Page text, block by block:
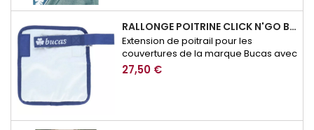
RALLONGE POITRINE CLICK N'GO BUCAS
Extension de poitrail pour les
couvertures de la marque Bucas avec
système de fermeture Click n'Go
27,50 €